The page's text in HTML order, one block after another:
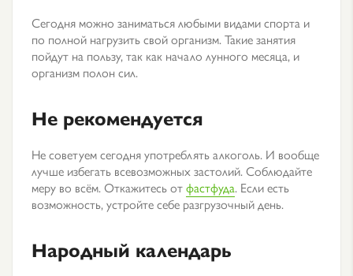
Сегодня можно заниматься любыми видами спорта и
по полной нагрузить свой организм. Такие занятия
пойдут на пользу, так как начало лунного месяца, и
организм полон сил.
Не рекомендуется
Не советуем сегодня употреблять алкоголь. И вообще
лучше избегать всевозможных застолий. Соблюдайте
меру во всём. Откажитесь отфастфуда. Если есть
возможность, устройте себе разгрузочный день.
Народный календарь